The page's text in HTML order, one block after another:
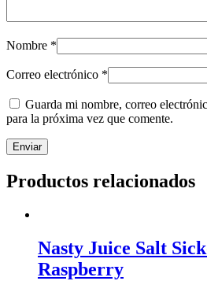
Nombre *
Correo electrónico *
Guarda mi nombre, correo
para la próxima vez que comente.
Productos relacionados
Nasty Juice Salt
Raspberry